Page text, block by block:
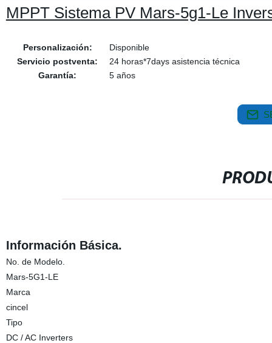
MPPT Sistema PV Mars-5g1-Le
Personalización:
Disponible
Servicio postventa:
24 horas*7days asistencia técnica
Garantía:
5 años
Información Básica.
No. de Modelo.
Mars-5G1-LE
Marca
cincel
Tipo
DC / AC Inverters